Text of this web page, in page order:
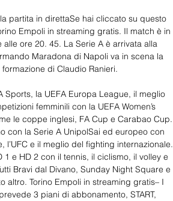
partita in direttaSe hai cliccato su questo
Empoli in streaming gratis. Il match è in
ore 20. 45. La Serie A è arrivata alla
Maradona di Napoli va in scena la
di Claudio Ranieri.
Sports, la UEFA Europa League, il meglio
femminili con la UEFA Women’s
le coppe inglesi, FA Cup e Carabao Cup.
con la Serie A UnipolSai ed europeo con
l’UFC e il meglio del fighting internazionale.
e HD 2 con il tennis, il ciclismo, il volley e
Bravi dal Divano, Sunday Night Square e
altro. Torino Empoli in streaming gratis– I
3 piani di abbonamento, START,